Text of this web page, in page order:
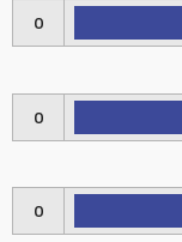
0
0
0